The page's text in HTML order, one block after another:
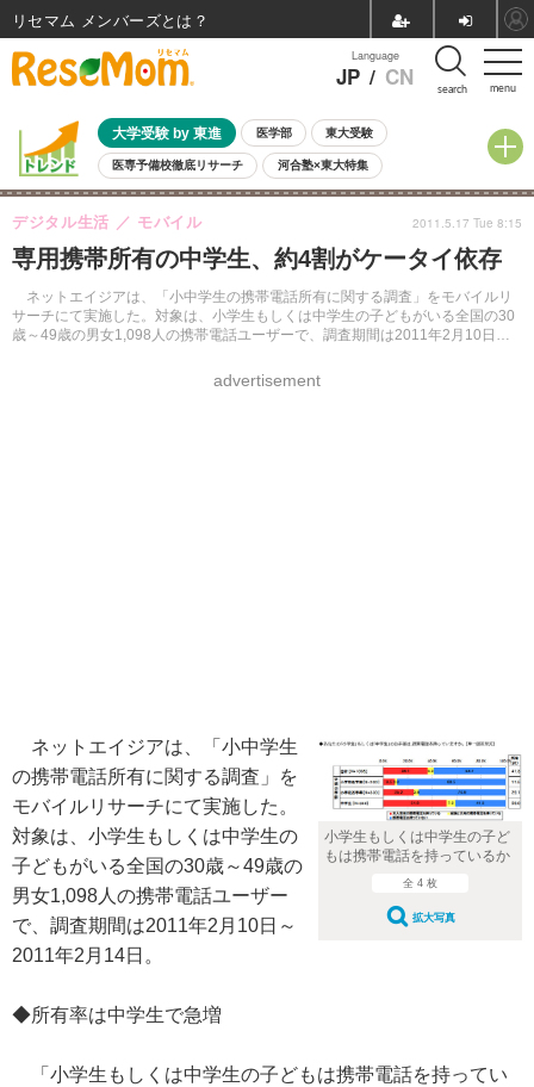
menu
Language
JP / CN search
大学受験 by 東進 医学部 東大受験
医専予備校徹底リサーチ 河合塾×東大特集
親子で考える大学選び 高校受験 中学受験 小学校受験
共通テスト 夏休み 8月開催学校説明会・相談会
8月開催イベント・WS 全国公立高校 過去問 人気記事
自由研究教材（小学生向け） 自由研究教材（中学生向け） ランキング
専用携帯所有の中学生、約4割がケータイ依存
ネットエイジアは、「小中学生の携帯電話所有に関する調査」をモバイルリ
サーチにて実施した。対象は、小学生もしくは中学生の子どもがいる全国の30
歳～49歳の男女1,098人の携帯電話ユーザーで、調査期間は2011年2月10日～
デジタル生活 モバイル
advertisement
2011.5.17 Tue 8:15
小学生もしくは中学生の子ど
もは携帯電話を持っているか
全 4 枚
拡大写真
ネットエイジアは、「小中学生
の携帯電話所有に関する調査」を
モバイルリサーチにて実施した。
対象は、小学生もしくは中学生の
子どもがいる全国の30歳～49歳の
男女1,098人の携帯電話ユーザー
で、調査期間は2011年2月10日～
2011年2月14日。
◆所有率は中学生で急増
「小学生もしくは中学生の子どもは携帯電話を持ってい
リセマム メンバーズ